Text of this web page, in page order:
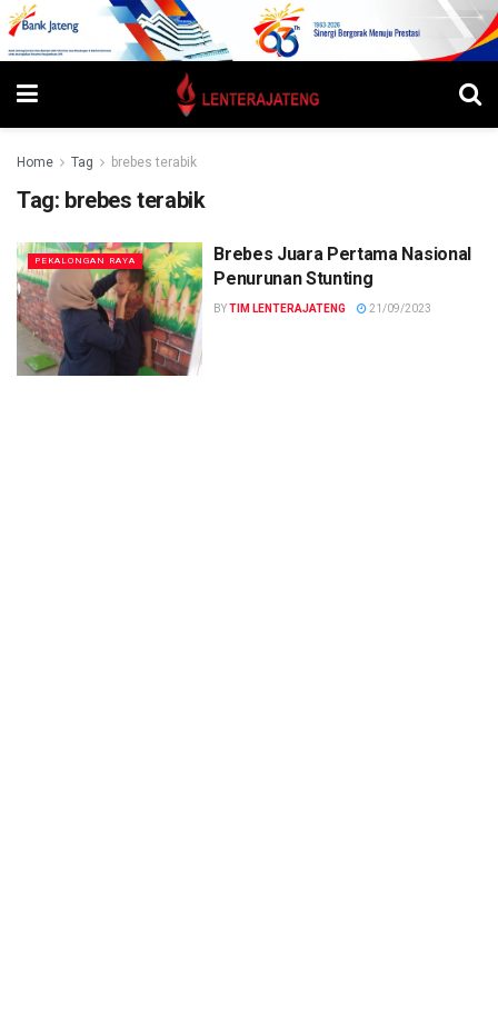
Home Tag brebes terabik
Tag: brebes terabik
PEKALONGAN RAYA
Brebes Juara Pertama Nasional
Penurunan Stunting
BYTIM LENTERAJATENG 21/09/2023